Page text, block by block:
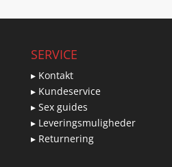
SERVICE
▸ Kontakt
▸ Kundeservice
▸ Sex guides
▸ Leveringsmuligheder
▸ Returnering